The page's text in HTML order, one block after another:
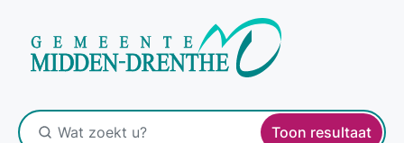
Toon resultaat